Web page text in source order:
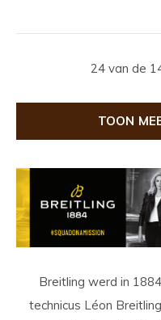
24 van de
TOON
Breitling werd in
technicus Léon